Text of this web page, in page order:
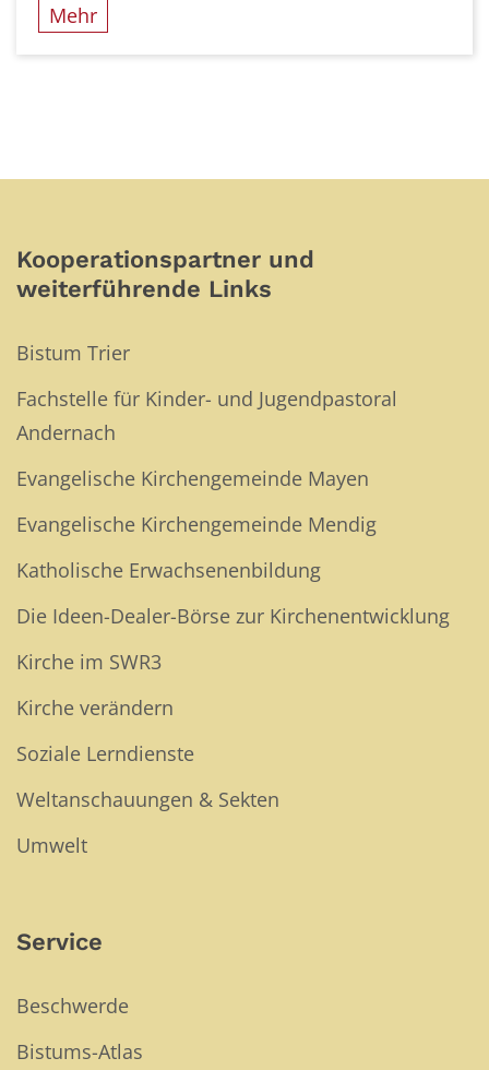
Mehr
Kooperationspartner und
weiterführende Links
Bistum Trier
Fachstelle für Kinder- und Jugendpastoral
Andernach
Evangelische Kirchengemeinde Mayen
Evangelische Kirchengemeinde Mendig
Katholische Erwachsenenbildung
Die Ideen-Dealer-Börse zur Kirchenentwicklung
Kirche im SWR3
Kirche verändern
Soziale Lerndienste
Weltanschauungen & Sekten
Umwelt
Service
Beschwerde
Bistums-Atlas